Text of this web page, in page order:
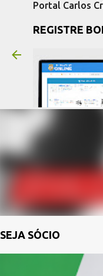
Portal Carlos
REGISTRE
SEJA SÓCIO